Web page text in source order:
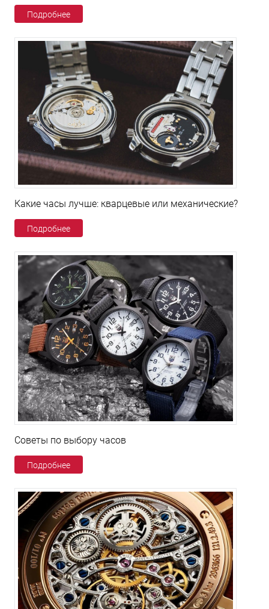
Подробнее
Какие часы лучше: кварцевые или механические?
Подробнее
Советы по выбору часов
Подробнее